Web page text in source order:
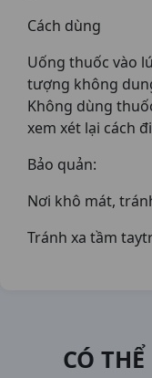
Cách dùng
Uống thuốc vào
tượng không
Không dùng
xem xét lại cách
Bảo quản:
Nơi khô mát,
Tránh xa tầm
CÓ